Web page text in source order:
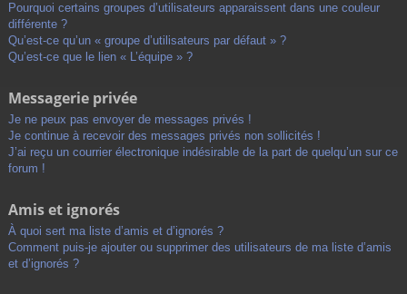
Pourquoi certains groupes d’utilisateurs apparaissent dans une couleur
différente ?
Qu’est-ce qu’un « groupe d’utilisateurs par défaut » ?
Qu’est-ce que le lien « L’équipe » ?
Messagerie privée
Je ne peux pas envoyer de messages privés !
Je continue à recevoir des messages privés non sollicités !
J’ai reçu un courrier électronique indésirable de la part de quelqu’un sur ce
forum !
Amis et ignorés
À quoi sert ma liste d’amis et d’ignorés ?
Comment puis-je ajouter ou supprimer des utilisateurs de ma liste d’amis
et d’ignorés ?